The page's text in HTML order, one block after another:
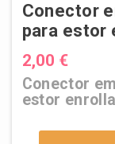
Conector
para estor
2,00 €
Conector
estor